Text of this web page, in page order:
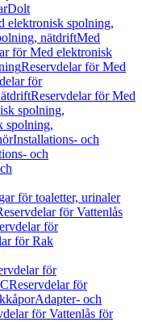
Dolt
elektronisk spolning,
nätdriftMed
för Med elektronisk
Reservdelar för Med
för
Reservdelar för Med
spolning,
spolning,
Installations- och
och
för toaletter, urinaler
för Vattenlås
för
för Rak
för
Reservdelar för
Adapter- och
för Vattenlås för